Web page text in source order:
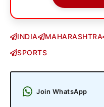
INDIA MAHARASHTRA
SPORTS
Join WhatsApp